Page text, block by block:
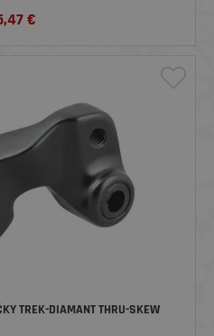
€
TREK-DIAMANT THRU-SKEW